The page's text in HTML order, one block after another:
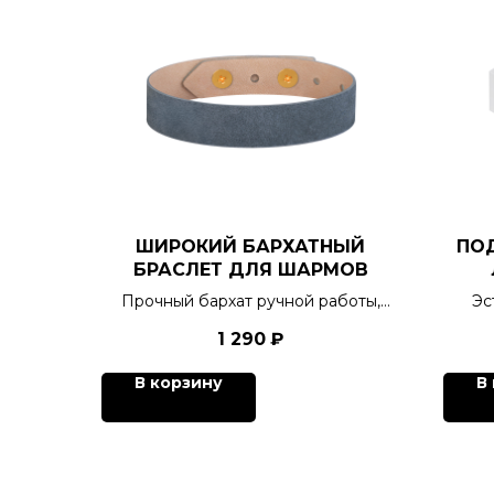
ШИРОКИЙ БАРХАТНЫЙ
БРАСЛЕТ ДЛЯ ШАРМОВ
Прочный бархат ручной работы,
кинестетиков, 6 цветов.
1 290 ₽
В корзину В